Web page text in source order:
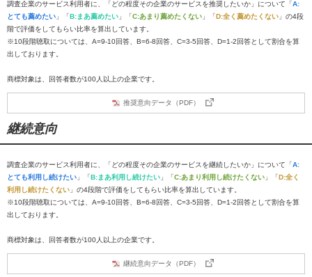
調査企業のサービス利用者に、「どの程度その企業のサービスを推奨したいか」について「A:
とても薦めたい 」「B:まあ薦めたい 」「C:あまり薦めたくない 」「D:全く薦めたくない 」の4段
階で評価をしてもらい比率を算出しています。
※10段階聴取については、A=9-10回答、B=6-8回答、C=3-5回答、D=1-2回答として割合を算
出しております。
商標対象は、回答者数が100人以上の企業です。
推奨意向データ（PDF）
継続意向
調査企業のサービス利用者に、「どの程度その企業のサービスを継続したいか」について「A:
とても利用し続けたい 」「B:まあ利用し続けたい 」「C:あまり利用し続けたくない 」「D:全く
利用し続けたくない 」の4段階で評価をしてもらい比率を算出しています。
※10段階聴取については、A=9-10回答、B=6-8回答、C=3-5回答、D=1-2回答として割合を算
出しております。
商標対象は、回答者数が100人以上の企業です。
継続意向データ（PDF）